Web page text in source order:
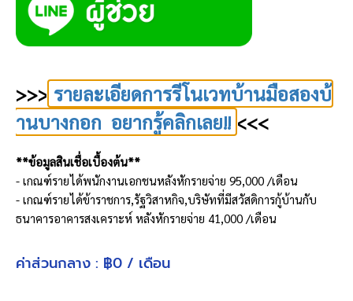
>>> รายละเอียดการรีโนเวทบ้านมือสองบ้
านบางกอก อยากรู้คลิกเลย!! <<<
**ข้อมูลสินเชื่อเบื้องต้น**
- เกณฑ์รายได้พนักงานเอกชนหลังหักรายจ่าย 95,000 /เดือน
- เกณฑ์รายได้ข้าราชการ,รัฐวิสาหกิจ,บริษัทที่มีสวัสดิการกู้บ้านกับ
ธนาคารอาคารสงเคราะห์ หลังหักรายจ่าย 41,000 /เดือน
ทราบผลภายใน 3 วัน)
ค่าส่วนกลาง : ฿0 / เดือน